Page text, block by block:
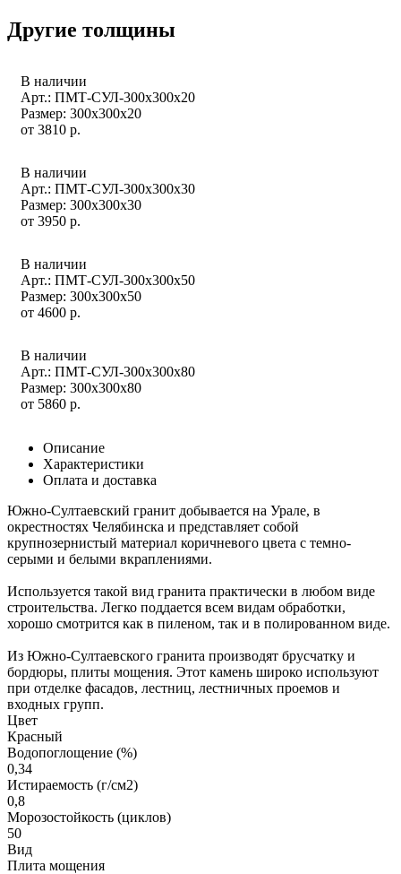
Другие толщины
В наличии
Арт.: ПМТ-СУЛ-300х300х20
Размер: 300x300x20
от 3810 р.
В наличии
Арт.: ПМТ-СУЛ-300х300х30
Размер: 300x300x30
от 3950 р.
В наличии
Арт.: ПМТ-СУЛ-300х300х50
Размер: 300x300x50
от 4600 р.
В наличии
Арт.: ПМТ-СУЛ-300х300х80
Размер: 300x300x80
от 5860 р.
Описание
Характеристики
Оплата и доставка
Южно-Султаевский гранит добывается на Урале, в
окрестностях Челябинска и представляет собой
крупнозернистый материал коричневого цвета с темно-
серыми и белыми вкраплениями.
Используется такой вид гранита практически в любом виде
строительства. Легко поддается всем видам обработки,
хорошо смотрится как в пиленом, так и в полированном виде.
Из Южно-Султаевского гранита производят брусчатку и
бордюры, плиты мощения. Этот камень широко используют
при отделке фасадов, лестниц, лестничных проемов и
входных групп.
Цвет
Красный
Водопоглощение (%)
0,34
Истираемость (г/см2)
0,8
Морозостойкость (циклов)
50
Вид
Плита мощения